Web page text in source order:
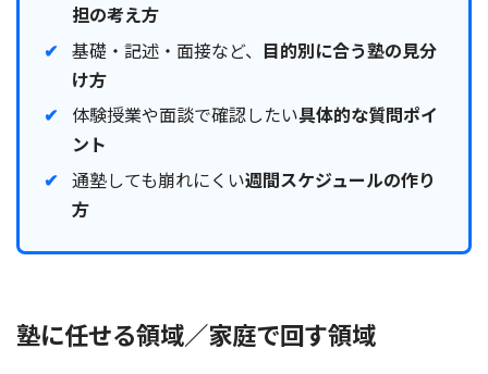
担の考え方
基礎・記述・面接など、 目的別に合う塾の見分
け方
体験授業や面談で確認したい具体的な質問ポイ
ント
通塾しても崩れにくい週間スケジュールの作り
方
塾に任せる領域／家庭で回す領域